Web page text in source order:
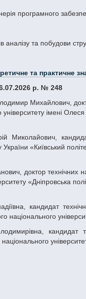
програмного
аналізу та побудови
та практичне
р. № 248
імені
«Київський
«Дніпровська
національного